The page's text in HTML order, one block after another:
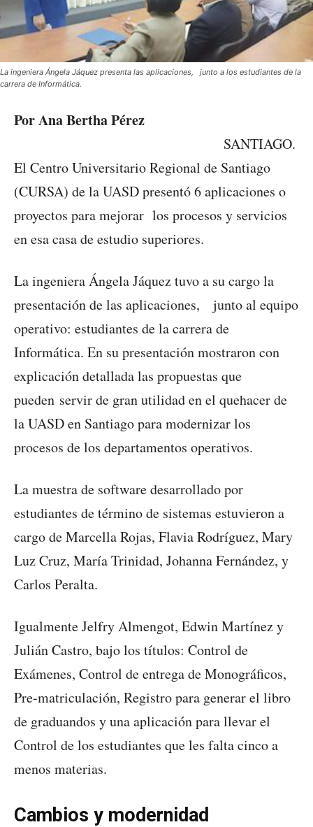
La ingeniera Ángela Jáquez presenta las aplicaciones, junto a los estudiantes de la
carrera de Informática.
Por Ana Bertha Pérez
SANTIAGO.
El Centro Universitario Regional de Santiago
(CURSA) de la UASD presentó 6 aplicaciones o
proyectos para mejorar los procesos y servicios
en esa casa de estudio superiores.
La ingeniera Ángela Jáquez tuvo a su cargo la
presentación de las aplicaciones, junto al equipo
operativo: estudiantes de la carrera de
Informática. En su presentación mostraron con
explicación detallada las propuestas que
pueden servir de gran utilidad en el quehacer de
la UASD en Santiago para modernizar los
procesos de los departamentos operativos.
La muestra de software desarrollado por
estudiantes de término de sistemas estuvieron a
cargo de Marcella Rojas, Flavia Rodríguez, Mary
Luz Cruz, María Trinidad, Johanna Fernández, y
Carlos Peralta.
Igualmente Jelfry Almengot, Edwin Martínez y
Julián Castro, bajo los títulos: Control de
Exámenes, Control de entrega de Monográficos,
Pre-matriculación, Registro para generar el libro
de graduandos y una aplicación para llevar el
Control de los estudiantes que les falta cinco a
menos materias.
Cambios y modernidad